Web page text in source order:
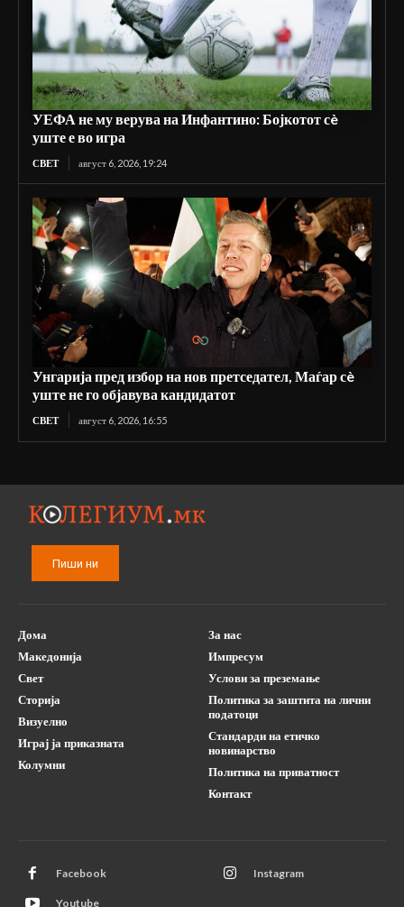
УЕФА не му верува на Инфантино: Бојкотот сè
уште е во игра
СВЕТ август 6, 2026, 19:24
Унгарија пред избор на нов претседател, Маѓар сè
уште не го објавува кандидатот
СВЕТ август 6, 2026, 16:55
Пиши ни
Дома
Македонија
Свет
Сторија
Визуелно
Играј ја приказната
Колумни
За нас
Импресум
Услови за преземање
Политика за заштита на лични
податоци
Стандарди на етичко
новинарство
Политика на приватност
Контакт
Facebook Instagram
Youtube